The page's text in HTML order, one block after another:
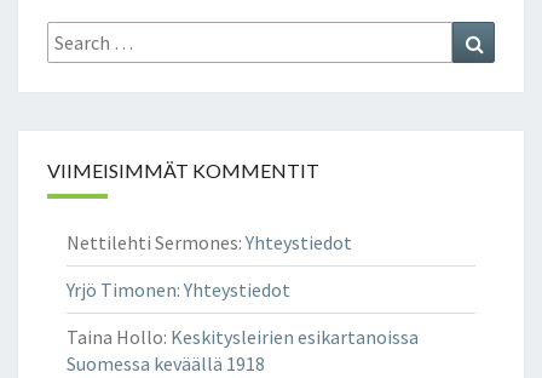
Search
for:
VIIMEISIMMÄT KOMMENTIT
Nettilehti Sermones:Yhteystiedot
Yrjö Timonen:Yhteystiedot
Taina Hollo: Keskitysleirien esikartanoissa
Suomessa keväällä 1918